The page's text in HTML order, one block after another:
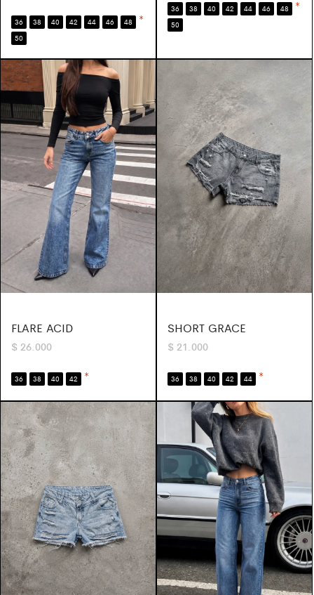
36 38 40 42 44 46
48
50
*
36 38 40 42 44 46
48
50
*
FLARE ACID
$ 26.000
36 38 40 42 *
SHORT GRACE
$ 21.000
36 38 40 42 44 *